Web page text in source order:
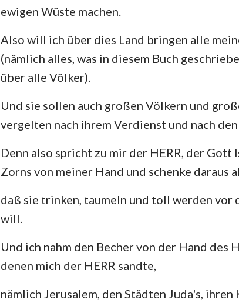
ewigen Wüste machen.
Also will ich über dies Land bringen alle
(nämlich alles, was in diesem Buch
über alle Völker).
Und sie sollen auch großen Völkern und
vergelten nach ihrem Verdienst und nach
Denn also spricht zu mir der HERR, der
Zorns von meiner Hand und schenke daraus
daß sie trinken, taumeln und toll werden vor
will.
Und ich nahm den Becher von der Hand des
denen mich der HERR sandte,
nämlich Jerusalem, den Städten Juda's,